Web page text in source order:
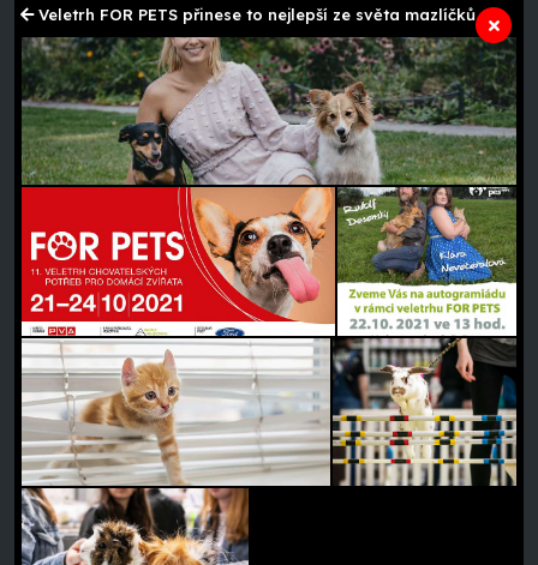
Veletrh FOR PETS přinese to nejlepší ze světa mazlíčků